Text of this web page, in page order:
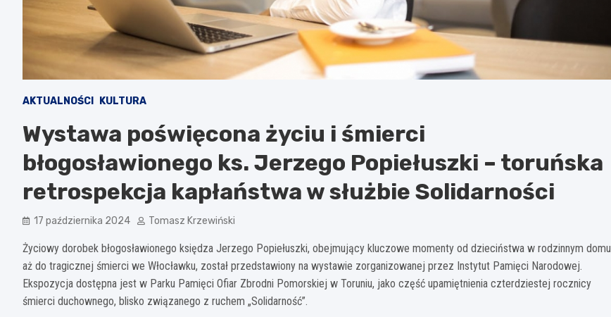
AKTUALNOŚCI KULTURA
Wystawa poświęcona życiu i śmierci
błogosławionego ks. Jerzego Popiełuszki – toruńska
retrospekcja kapłaństwa w służbie Solidarności
17 października 2024 Tomasz Krzewiński
Życiowy dorobek błogosławionego księdza Jerzego Popiełuszki, obejmujący kluczowe momenty od dzieciństwa w rodzinnym domu
aż do tragicznej śmierci we Włocławku, został przedstawiony na wystawie zorganizowanej przez Instytut Pamięci Narodowej.
Ekspozycja dostępna jest w Parku Pamięci Ofiar Zbrodni Pomorskiej w Toruniu, jako część upamiętnienia czterdziestej rocznicy
śmierci duchownego, blisko związanego z ruchem „Solidarność”.